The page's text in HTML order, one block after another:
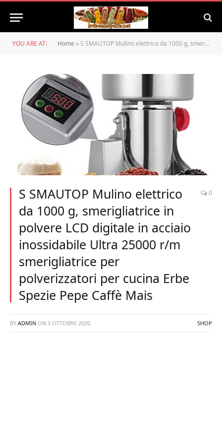
YOU ARE AT: Home »S SMAUTOP Mulino elettrico da 1000 g, smerigliatrice in polvere LCD digitale in acciaio inossidabile Ultra 25000 r/m smerigliatrice per polverizzatori per cucina Erbe Spezie Pepe Caffè Mais
S SMAUTOP Mulino elettrico
da 1000 g, smerigliatrice in
polvere LCD digitale in acciaio
inossidabile Ultra 25000 r/m
smerigliatrice per
polverizzatori per cucina Erbe
Spezie Pepe Caffè Mais
0
BY ADMIN ON 3 OTTOBRE 2020 SHOP